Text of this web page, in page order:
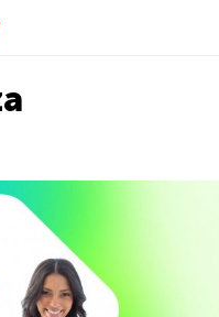
di Kaspersky